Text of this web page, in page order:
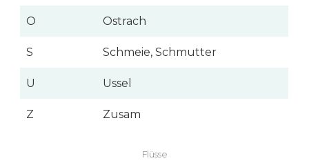
O Ostrach
S Schmeie, Schmutter
U Ussel
Z Zusam
Flüsse